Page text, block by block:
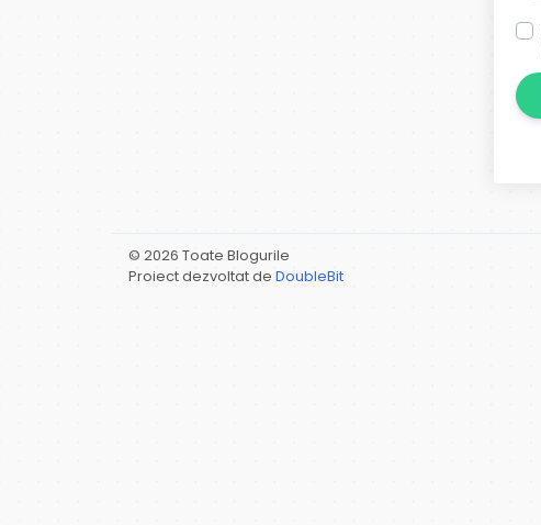
© 2026 Toate Blogurile
Proiect dezvoltat de DoubleBit